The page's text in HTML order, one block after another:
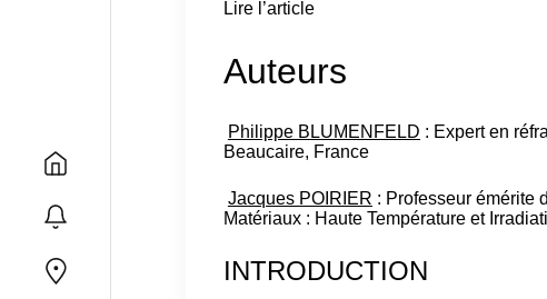
Lire l’article
Auteurs
Philippe BLUMENFELD : Expert en
Beaucaire, France
Jacques POIRIER : Professeur émérite
Matériaux : Haute Température et
INTRODUCTION